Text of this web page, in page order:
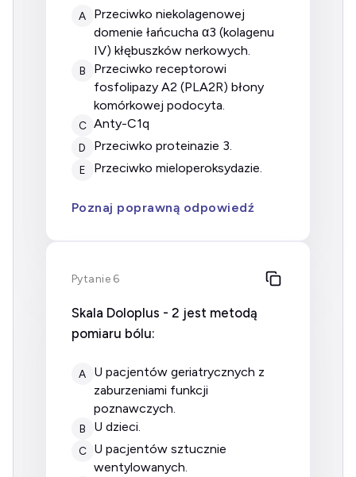
A
przeciwko niekolagenowej
domenie łańcucha α3 (kolagenu
IV) kłębuszków nerkowych.
B
przeciwko receptorowi
fosfolipazy A2 (PLA2R) błony
komórkowej podocyta.
C anty-C1q
D przeciwko proteinazie 3.
E przeciwko mieloperoksydazie.
Poznaj poprawną odpowiedź
Pytanie 6
Skala Doloplus - 2 jest metodą
pomiaru bólu:
A
u pacjentów geriatrycznych z
zaburzeniami funkcji
poznawczych.
B u dzieci.
C
u pacjentów sztucznie
wentylowanych.